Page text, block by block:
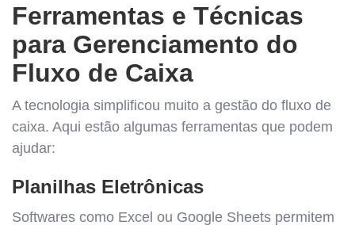
Ferramentas e Técnicas
para Gerenciamento do
Fluxo de Caixa
A tecnologia simplificou muito a gestão do fluxo de
caixa. Aqui estão algumas ferramentas que podem
ajudar:
Planilhas Eletrônicas
Softwares como Excel ou Google Sheets permitem